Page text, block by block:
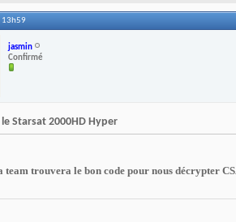
13h59
jasmin
Confirmé
Starsat 2000HD Hyper
team trouvera le bon code pour nous décrypter